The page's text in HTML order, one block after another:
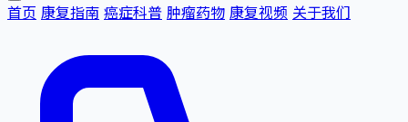
首页 康复指南 癌症科普 肿瘤药物 康复视频 关于我们